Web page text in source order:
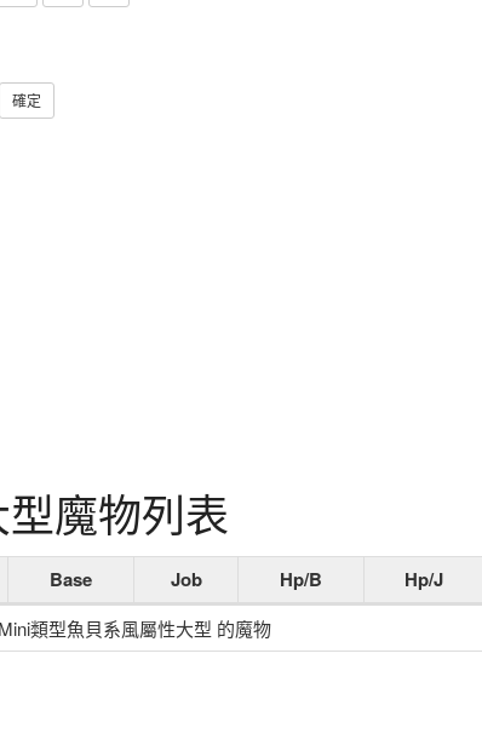
確定
魔物列表
Base Job Hp/B Hp/J
類型魚貝系風屬性大型 的魔物